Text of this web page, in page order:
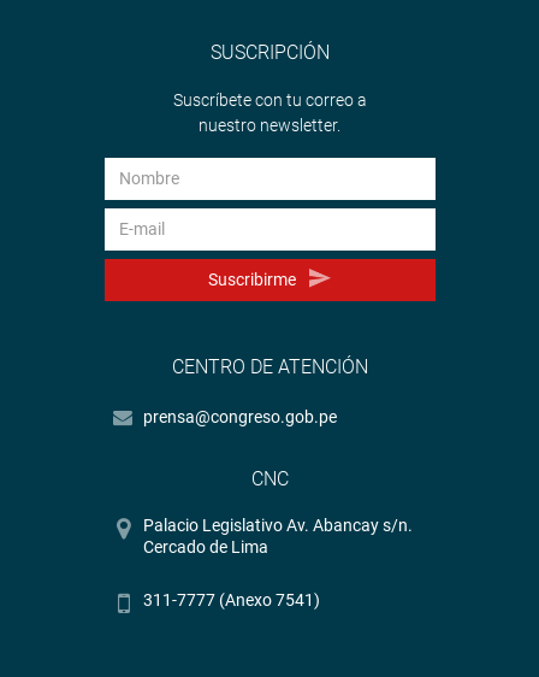
SUSCRIPCIÓN
Suscríbete con tu correo a
nuestro newsletter.
Suscribirme
CENTRO DE ATENCIÓN
prensa@congreso.gob.pe
CNC
Palacio Legislativo Av. Abancay s/n.
Cercado de Lima
311-7777 (Anexo 7541)